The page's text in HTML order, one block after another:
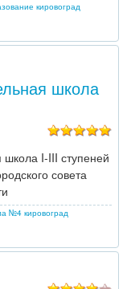
кировоград
школа
I-III ступеней
совета
№4 кировоград